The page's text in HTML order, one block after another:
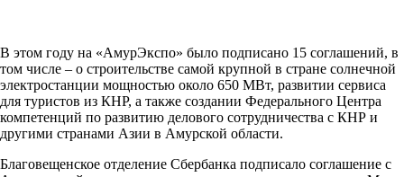
В этом году на «АмурЭкспо» было подписано 15 соглашений, в
том числе – о строительстве самой крупной в стране солнечной
электростанции мощностью около 650 МВт, развитии сервиса
для туристов из КНР, а также создании Федерального Центра
компетенций по развитию делового сотрудничества с КНР и
другими странами Азии в Амурской области.
Благовещенское отделение Сбербанка подписало соглашение с